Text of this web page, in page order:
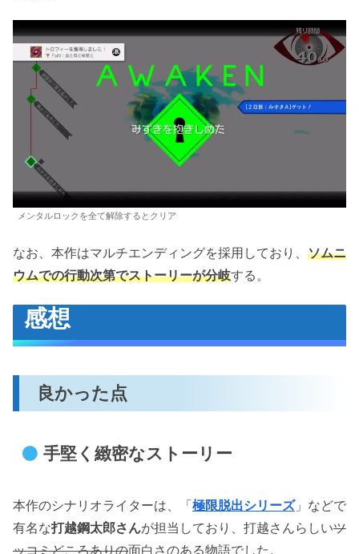
メンタルロックを全て解除するとクリア
なお、本作はマルチエンディングを採用しており、 ソムニ
ウムでの行動次第でストーリーが分岐する。
感想
良かった点
手堅く緻密なストーリー
本作のシナリオライターは、「 極限脱出シリーズ」などで
有名な打越鋼太郎さんが担当しており、打越さんらしいツ
ッコミどころありの面白さのある物語でした。